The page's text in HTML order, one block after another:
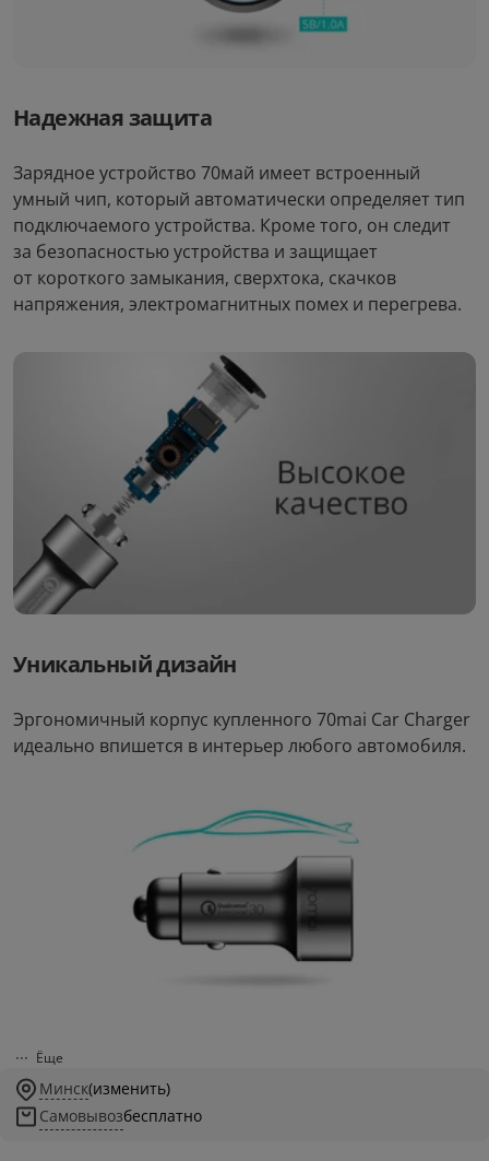
Надежная защита
Зарядное устройство 70май имеет встроенный
умный чип, который автоматически определяет тип
подключаемого устройства. Кроме того, он следит
за безопасностью устройства и защищает
от короткого замыкания, сверхтока, скачков
напряжения, электромагнитных помех и перегрева.
Уникальный дизайн
Эргономичный корпус купленного 70mai Car Charger
идеально впишется в интерьер любого автомобиля.
Автомобильная зарядка
70mai Car Charger QC
Midrive CC02
Зарядное устройство
Xiaomi 33W Charging
Combo
руб/мес
Стоимость:44
Вернём до
7.56руб/мес
Стоимость:389
Ёще
Минск(изменить)
Самовывозбесплатно